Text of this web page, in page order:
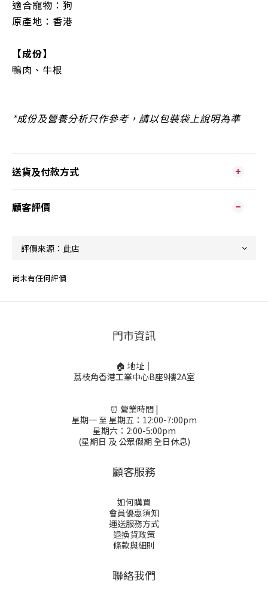
適合寵物：狗
原產地：香港
【成份】
鴨肉、 牛根
*成份及營養分析只作參考，請以包裝袋上說明為準
送貨及付款方式
顧客評價
尚未有任何評價
門市資訊
🏠 地址｜
荔枝角香港工業中心B座9樓2A室
⏰ 營業時間 |
星期一 至 星期五：12:00-7:00pm
星期六：2:00-5:00pm
(星期日 及 公眾假期 全日休息)
顧客服務
如何購買
會員優惠須知
運送服務方式
退換貨政策
條款與細則
聯絡我們